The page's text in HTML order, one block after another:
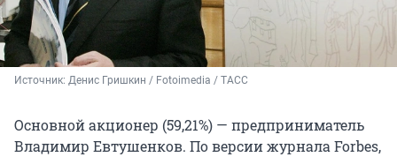
Источник: Денис Гришкин / Fotoimedia / ТАСС
Основной акционер (59,21%) — предприниматель
Владимир Евтушенков. По версии журнала Forbes,